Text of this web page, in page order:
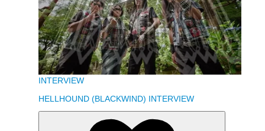
INTERVIEW
HELLHOUND (BLACKWIND) INTERVIEW